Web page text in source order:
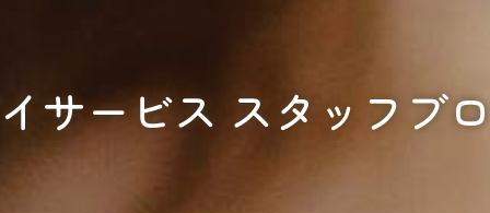
サービス スタッフブ